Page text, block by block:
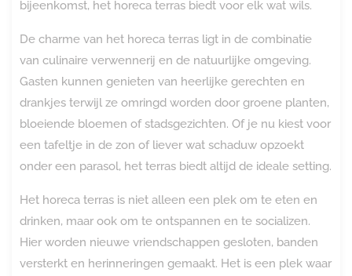
bijeenkomst, het horeca terras biedt voor elk wat wils.
De charme van het horeca terras ligt in de combinatie
van culinaire verwennerij en de natuurlijke omgeving.
Gasten kunnen genieten van heerlijke gerechten en
drankjes terwijl ze omringd worden door groene planten,
bloeiende bloemen of stadsgezichten. Of je nu kiest voor
een tafeltje in de zon of liever wat schaduw opzoekt
onder een parasol, het terras biedt altijd de ideale setting.
Het horeca terras is niet alleen een plek om te eten en
drinken, maar ook om te ontspannen en te socializen.
Hier worden nieuwe vriendschappen gesloten, banden
versterkt en herinneringen gemaakt. Het is een plek waar